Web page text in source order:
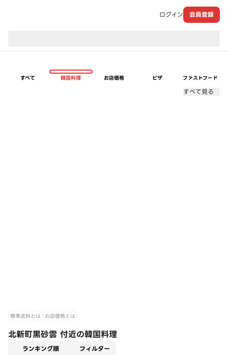
ログイン 会員登録
すべて 韓国料理 お店価格 ピザ ファストフード
すべて見る
標準送料とは お店価格とは
北新町黒砂雲 付近の韓国料理
ランキング順 フィルター